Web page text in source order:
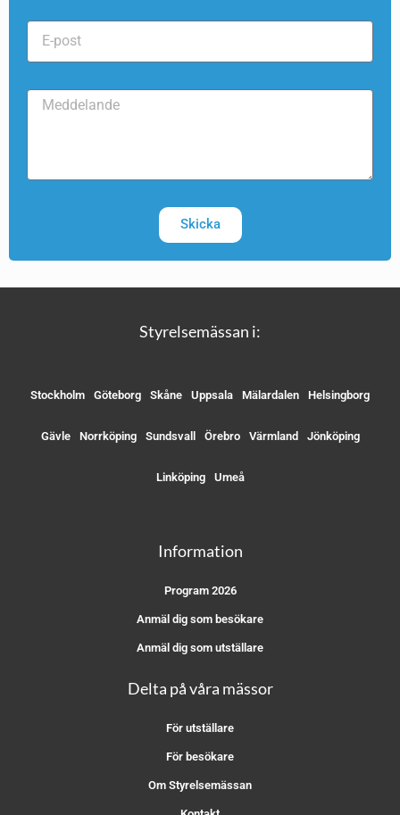
Skicka
Styrelsemässan i:
Stockholm Göteborg Skåne Uppsala Mälardalen Helsingborg
Gävle Norrköping Sundsvall Örebro Värmland Jönköping
Linköping Umeå
Information
Program 2026
Anmäl dig som besökare
Anmäl dig som utställare
Delta på våra mässor
För utställare
För besökare
Om Styrelsemässan